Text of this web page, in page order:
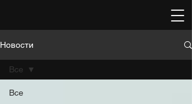
Новости
Все
Все